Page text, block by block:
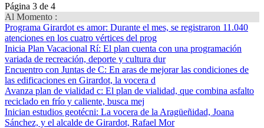
Página 3 de 4
Al Momento :
Programa Girardot es amor: Durante el mes, se registraron 11.040
atenciones en los cuatro vértices del prog
Inicia Plan Vacacional Rí: El plan cuenta con una programación
variada de recreación, deporte y cultura dur
Encuentro con Juntas de C: En aras de mejorar las condiciones de
las edificaciones en Girardot, la vocera d
Avanza plan de vialidad c: El plan de vialidad, que combina asfalto
reciclado en frío y caliente, busca mej
Inician estudios geotécni: La vocera de la Aragüeñidad, Joana
Sánchez, y el alcalde de Girardot, Rafael Mor